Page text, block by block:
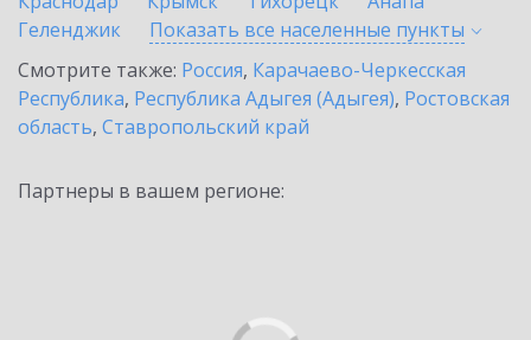
Геленджик
Показать все населенные пункты
Смотрите также: Россия, Карачаево-Черкесская
Республика, Республика Адыгея (Адыгея), Ростовская
область, Ставропольский край
Партнеры в вашем регионе: